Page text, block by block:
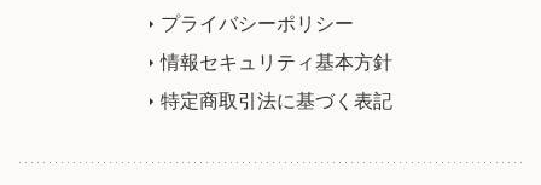
プライバシーポリシー
情報セキュリティ基本方針
特定商取引法に基づく表記